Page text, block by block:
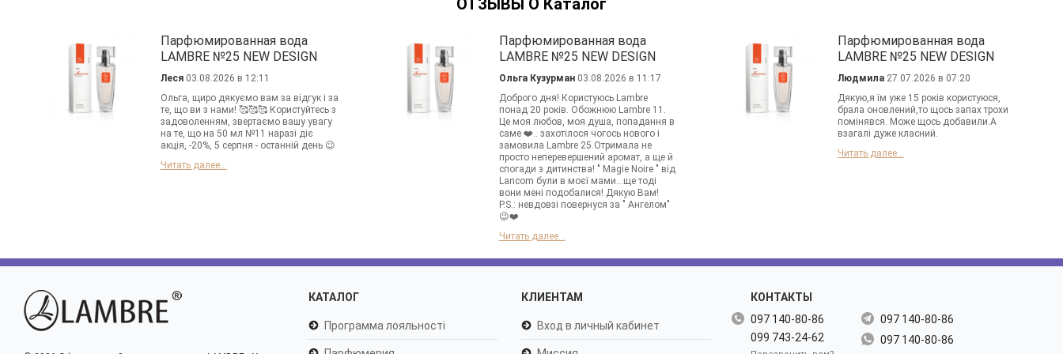
ОТЗЫВЫ О Каталог
Парфюмированная вода
LAMBRE №25 NEW DESIGN
Леся03.08.2026 в 12:11
Ольга, щиро дякуємо вам за відгук і за
те, що ви з нами! 🥰🥰🥰 Користуйтесь з
задоволенням, звертаємо вашу увагу
на те, що на 50 мл №11 наразі діє
акція, -20%, 5 серпня - останній день 😉
Читать далее...
Парфюмированная вода
LAMBRE №25 NEW DESIGN
Ольга Кузурман 03.08.2026 в 11:17
Доброго дня! Користуюсь Lambre
понад 20 років. Обожнюю Lambre 11.
Це моя любов, моя душа, попадання в
саме ❤️.. захотілося чогось нового і
замовила Lambre 25.Отримала не
просто неперевершений аромат, а ще й
спогади з дитинства! " Magie Noire " від
Lancom були в моєї мами...ще тоді
вони мені подобалися! Дякую Вам!
P.S.: невдовзі повернуся за " Ангелом"
😉❤️
Читать далее...
Парфюмированная вода
LAMBRE №25 NEW DESIGN
Людмила27.07.2026 в 07:20
Дякую,я їм уже 15 років користуюся,
брала оновлений,то щось запах трохи
помінявся. Може щось добавили.А
взагалі дуже класний.
Читать далее...
КАТАЛОГ
Программа лояльності
КЛИЕНТАМ
Вход в личный кабинет
КОНТАКТЫ
097 140-80-86
099 743-24-62
097 140-80-86
097 140-80-86